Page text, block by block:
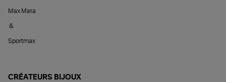
Max Mara
&
Sportmax
CRÉATEURS BIJOUX